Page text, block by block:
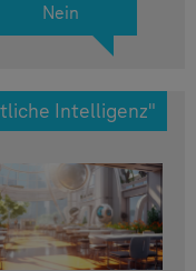
Nein
Intelligenz"